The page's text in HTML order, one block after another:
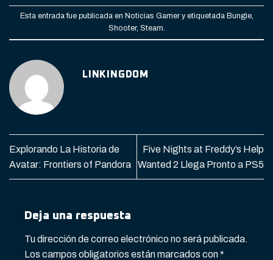
Esta entrada fue publicada en Noticias Gamery etiquetada Bungie,
Shooter, Steam.
LINKINGDOM
Explorando La Historia de
Avatar: Frontiers of Pandora
Five Nights at Freddy’s Help
Wanted 2 Llega Pronto a PS5
Deja una respuesta
Tu dirección de correo electrónico no será publicada.
Los campos obligatorios están marcados con*